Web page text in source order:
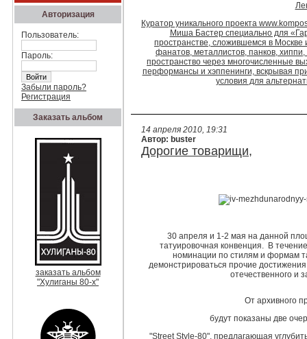
Авторизация
Пользователь:
Пароль:
Забыли пароль?
Регистрация
Заказать альбом
заказать альбом
"Хулиганы 80-х"
Куратор уникального проекта
Миша Бастер специально для
пространстве, сложившемся в Москве
фанатов, металлистов, панков,
пространство через многочисленные
перформансы и хэппенинги, вскрывая
условия для
14 апреля 2010, 19:31
Автор: buster
Дорогие товарищи,
30 апреля и 1-2 мая на данной
татуировочная конвенция. В
номинации по стилям и формам
демонстрироваться прочие
отечественного и
От архивного
будут показаны две
"Street Style-80", предлагающая